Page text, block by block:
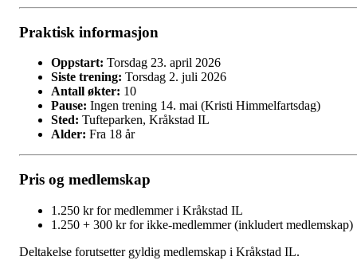
Praktisk informasjon
Oppstart: Torsdag 23. april 2026
Siste trening: Torsdag 2. juli 2026
Antall økter: 10
Pause: Ingen trening 14. mai (Kristi Himmelfartsdag)
Sted: Tufteparken, Kråkstad IL
Alder: Fra 18 år
Pris og medlemskap
1.250 kr for medlemmer i Kråkstad IL
1.250 + 300 kr for ikke-medlemmer (inkludert medlemskap)
Deltakelse forutsetter gyldig medlemskap i Kråkstad IL.